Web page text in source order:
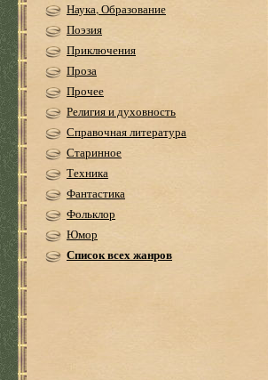
Наука, Образование
Поэзия
Приключения
Проза
Прочее
Религия и духовность
Справочная литература
Старинное
Техника
Фантастика
Фольклор
Юмор
Список всех жанров